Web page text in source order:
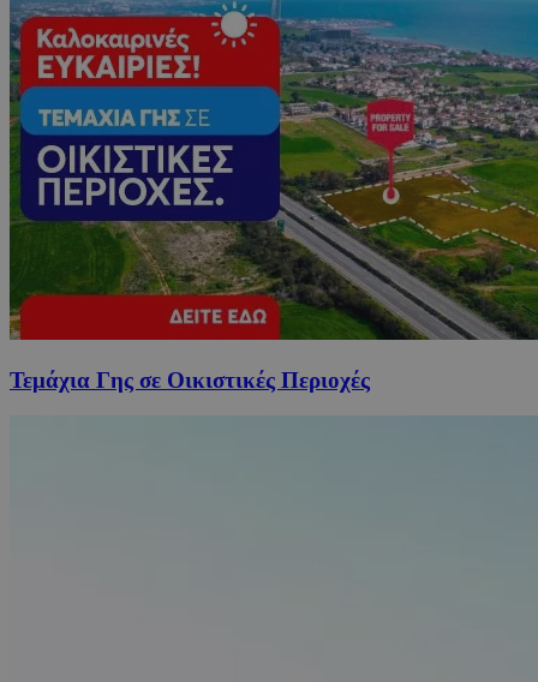
Τεμάχια Γης σε Οικιστικές Περιοχές